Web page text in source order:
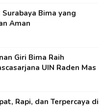
Bima yang
Aman
Giri Bima Raih
UIN Raden Mas
Rapi, dan Terpercaya di